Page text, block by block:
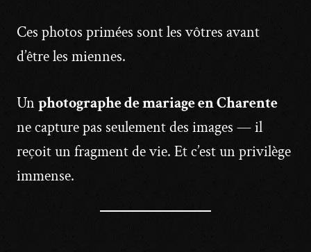
Ces photos primées sont les vôtres avant
d’être les miennes.
Un photographe de mariage en Charente
ne capture pas seulement des images — il
reçoit un fragment de vie. Et c’est un privilège
immense.